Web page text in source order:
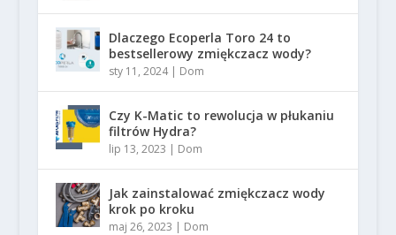
Dlaczego Ecoperla Toro 24 to
bestsellerowy zmiękczacz wody?
sty 11, 2024| Dom
Czy K-Matic to rewolucja w płukaniu
filtrów Hydra?
lip 13, 2023 | Dom
Jak zainstalować zmiękczacz wody
krok po kroku
maj 26, 2023 | Dom